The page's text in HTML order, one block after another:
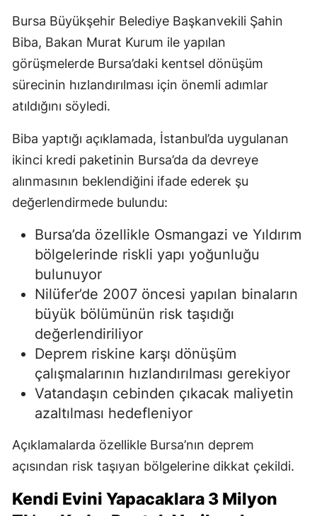
Bursa Büyükşehir Belediye Başkanvekili Şahin
Biba, Bakan Murat Kurum ile yapılan
görüşmelerde Bursa’daki kentsel dönüşüm
sürecinin hızlandırılması için önemli adımlar
atıldığını söyledi.
Biba yaptığı açıklamada, İstanbul’da uygulanan
ikinci kredi paketinin Bursa’da da devreye
alınmasının beklendiğini ifade ederek şu
değerlendirmede bulundu:
Bursa’da özellikle Osmangazi ve Yıldırım
bölgelerinde riskli yapı yoğunluğu
bulunuyor
Nilüfer’de 2007 öncesi yapılan binaların
büyük bölümünün risk taşıdığı
değerlendiriliyor
Deprem riskine karşı dönüşüm
çalışmalarının hızlandırılması gerekiyor
Vatandaşın cebinden çıkacak maliyetin
azaltılması hedefleniyor
Açıklamalarda özellikle Bursa’nın deprem
açısından risk taşıyan bölgelerine dikkat çekildi.
Kendi Evini Yapacaklara 3 Milyon